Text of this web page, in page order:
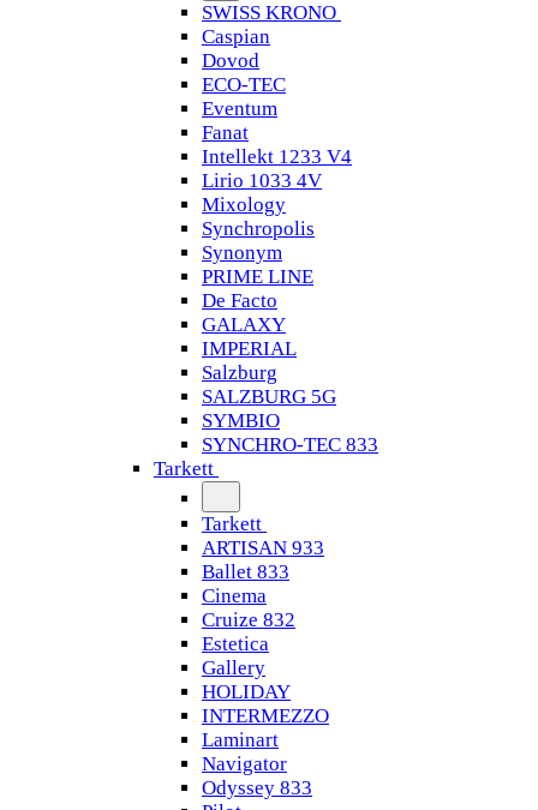
SWISS KRONO
Caspian
Dovod
ECO-TEC
Eventum
Fanat
Intellekt 1233 V4
Lirio 1033 4V
Mixology
Synchropolis
Synonym
PRIME LINE
De Facto
GALAXY
IMPERIAL
Salzburg
SALZBURG 5G
SYMBIO
SYNCHRO-TEC 833
Tarkett
Tarkett
ARTISAN 933
Ballet 833
Cinema
Cruize 832
Estetica
Gallery
HOLIDAY
INTERMEZZO
Laminart
Navigator
Odyssey 833